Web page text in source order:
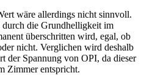
wäre allerdings nicht sinnvoll.
durch die Grundhelligkeit im
überschritten wird, egal, ob
nicht. Verglichen wird deshalb
der Spannung von OPI, da dieser
Zimmer entspricht.